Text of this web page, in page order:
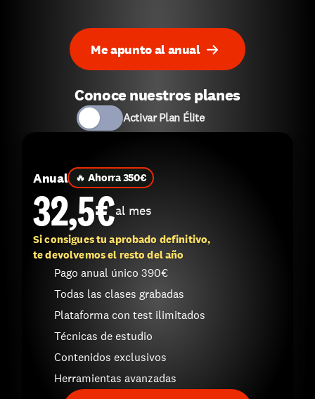
Me apunto al anual
Conoce nuestros planes
Activar Plan Élite
Anual 🔥 Ahorra 350€
32,5€al mes
Si consigues tu aprobado definitivo,
te devolvemos el resto del año
Pago anual único 390€
Todas las clases grabadas
Plataforma con test ilimitados
Técnicas de estudio
Contenidos exclusivos
Herramientas avanzadas